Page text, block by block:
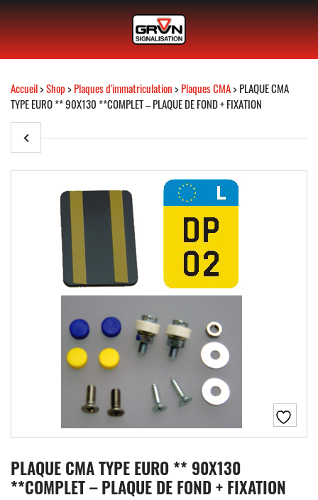
Accueil>Shop>Plaques d'immatriculation>Plaques CMA> PLAQUE CMA
TYPE EURO ** 90X130 **COMPLET – PLAQUE DE FOND + FIXATION
PLAQUE CMA TYPE EURO ** 90X130
**COMPLET – PLAQUE DE FOND + FIXATION